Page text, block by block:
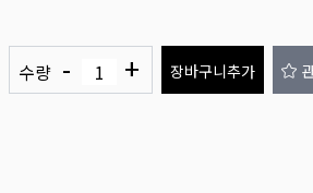
수량 - + 장바구니추가